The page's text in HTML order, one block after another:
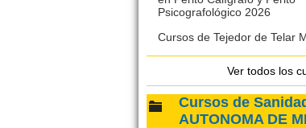
Psicografológico 2026
Cursos de Tejedor de Telar
Ver todos los
Cursos de
AUTONOMA DE